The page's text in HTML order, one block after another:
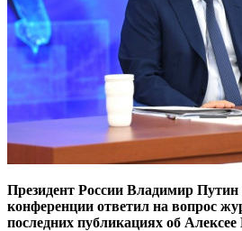
Президент России Владимир Путин
конференции ответил на вопрос
последних публикациях об